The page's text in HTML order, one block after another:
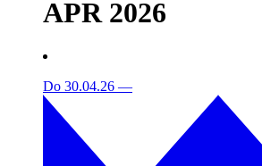
APR 2026
Do 30.04.26 —